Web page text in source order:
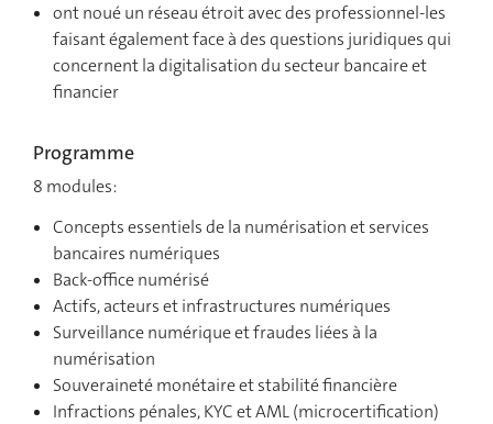
ont noué un réseau étroit avec des professionnel-les
faisant également face à des questions juridiques qui
concernent la digitalisation du secteur bancaire et
financier
Programme
8 modules:
Concepts essentiels de la numérisation et services
bancaires numériques
Back-office numérisé
Actifs, acteurs et infrastructures numériques
Surveillance numérique et fraudes liées à la
numérisation
Souveraineté monétaire et stabilité financière
Infractions pénales, KYC et AML (microcertification)